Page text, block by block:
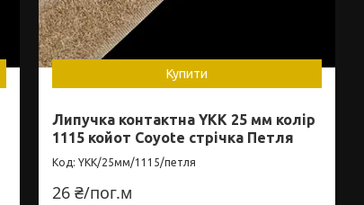
Купити
Липучка контактна YKK 25 мм колір
1115 койот Coyote стрічка Петля
YKK/25мм/1115/петля
26 ₴/пог.м